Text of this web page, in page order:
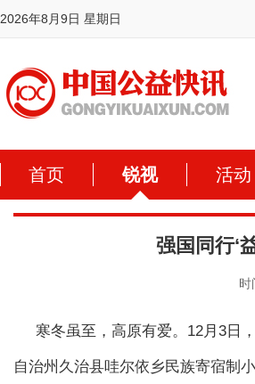
2026年8月9日 星期日
首页 锐视 活动
强国同行‘
时
寒冬虽至，高原有爱。12月3日
自治州久治县哇尔依乡民族寄宿制